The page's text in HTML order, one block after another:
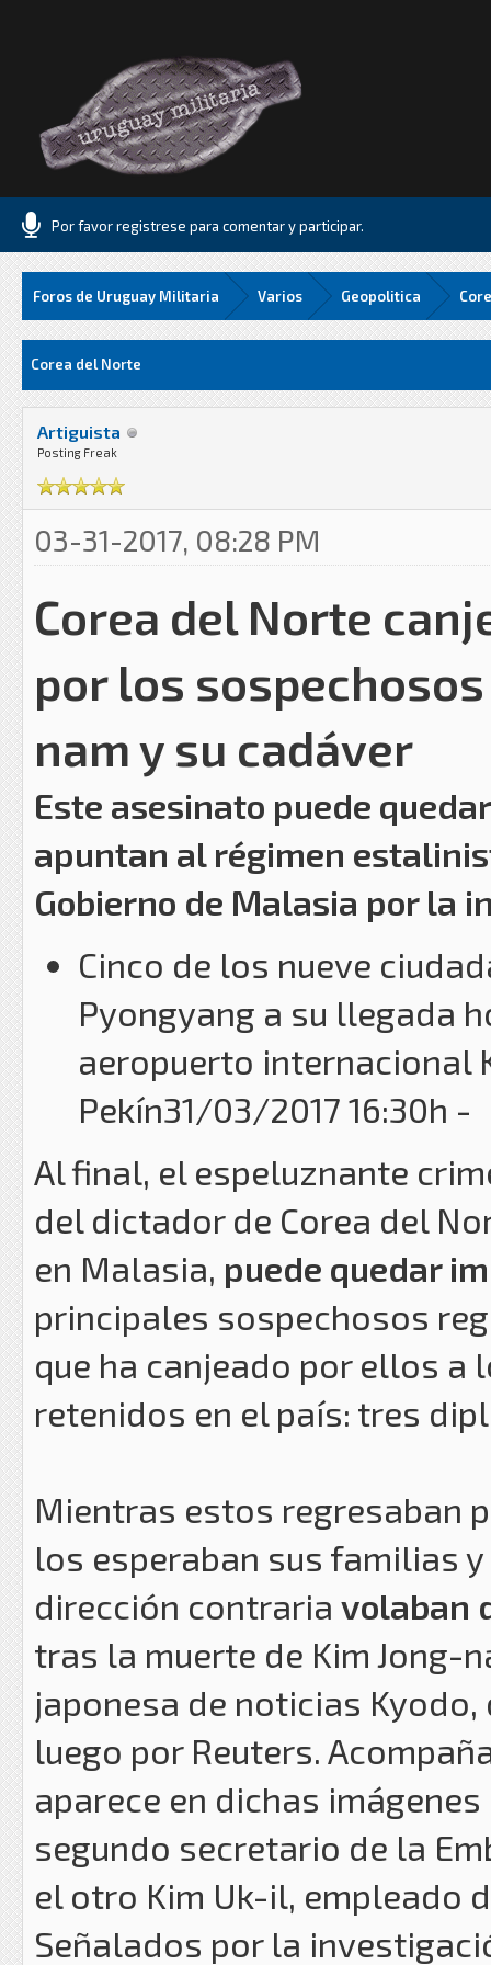
Por favor registrese para comentar y participar.
Foros de Uruguay Militaria Varios Geopolitica
Corea del Norte
Artiguista
Posting Freak
03-31-2017, 08:28 PM
Corea del Norte
por los
nam y su cadáver
Este asesinato puede
apuntan al régimen
Gobierno de Malasia por la
Cinco de los nueve
Pyongyang a su llegada
aeropuerto internacional
Pekín31/03/2017 16:30h -
Al final, el espeluznante
del dictador de Corea del
en Malasia, puede quedar
principales sospechosos
que ha canjeado por ellos a
retenidos en el país: tres
Mientras estos regresaban
los esperaban sus familias
dirección contraria volaban
tras la muerte de Kim Jong-
japonesa de noticias
luego por Reuters.
aparece en dichas
segundo secretario de la
el otro Kim Uk-il, empleado
Señalados por la